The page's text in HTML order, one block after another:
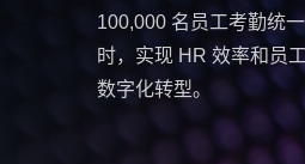
100,000 名员工考勤统
时，实现 HR 效率和员
数字化转型。